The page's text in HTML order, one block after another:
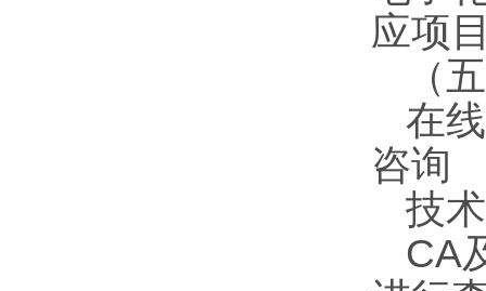
应项
（
在
咨询
技
CA